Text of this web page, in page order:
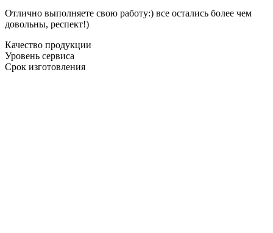
Отлично выполняете свою работу:) все остались более чем
довольны, респект!)
Качество продукции
Уровень сервиса
Срок изготовления